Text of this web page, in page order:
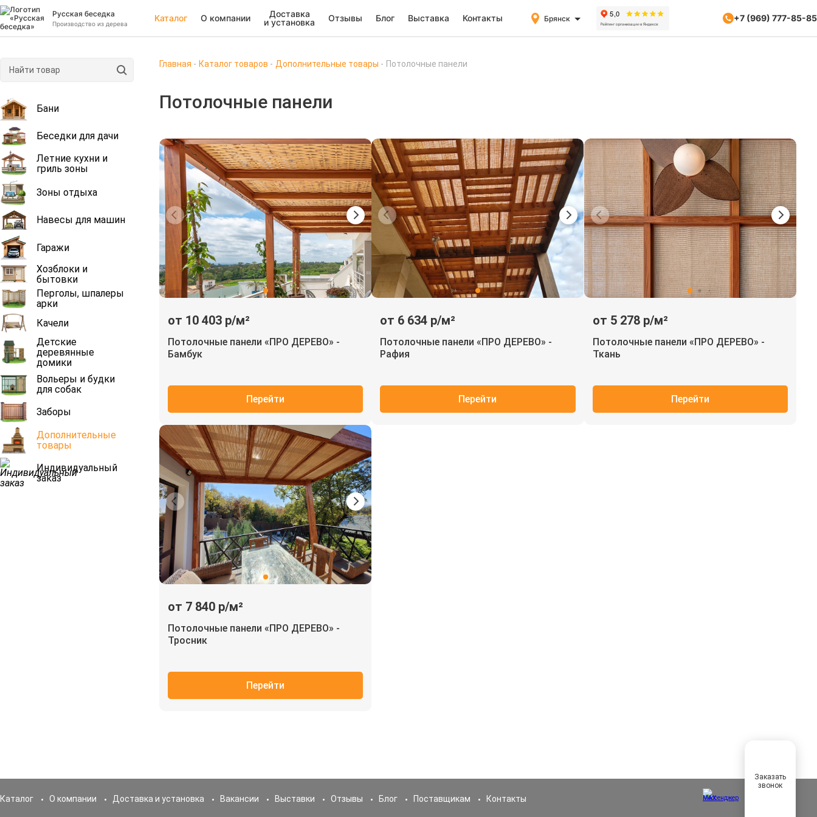
Русская беседка
Производство из дерева
Каталог О компании
Доставка
и установка
Отзывы Блог Выставка Контакты Брянск +7 (969) 777-85-85
Бани
Беседки для дачи
Летние кухни и
гриль зоны
Зоны отдыха
Навесы для машин
Гаражи
Хозблоки и
бытовки
Перголы, шпалеры
арки
Качели
Детские
деревянные
домики
Вольеры и будки
для собак
Заборы
Дополнительные
товары
Индивидуальный
заказ
Главная Каталог товаров Дополнительные товары Потолочные панели
Потолочные панели
от 10 403 р/м²
Потолочные панели «ПРО ДЕРЕВО» -
Бамбук
Перейти
от 6 634 р/м²
Потолочные панели «ПРО ДЕРЕВО» -
Рафия
Перейти
от 5 278 р/м²
Потолочные панели «ПРО ДЕРЕВО» -
Ткань
Перейти
от 7 840 р/м²
Потолочные панели «ПРО ДЕРЕВО» -
Тросник
Перейти
Каталог О компании Доставка и установка Вакансии Выставки Отзывы Блог Поставщикам Контакты
Заказать
звонок